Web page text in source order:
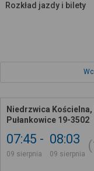
Rozkład jazdy i bilety
Niedrzwica
Pułankowice 19-3502
07:45
09 sierpnia
08:03
09 sierpnia